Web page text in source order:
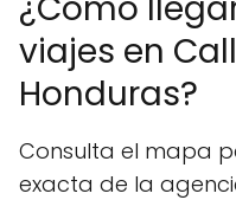
viajes en
Honduras?
Consulta el mapa
exacta de la